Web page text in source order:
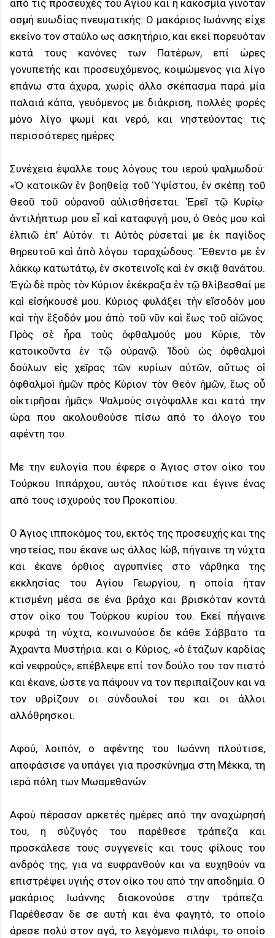
από τις προσευχές του Αγίου και η κακοσμία γινόταν
οσμή ευωδίας πνευματικής. Ο μακάριος Ιωάννης είχε
εκείνο τον σταύλο ως ασκητήριο, και εκεί πορευόταν
κατά τους κανόνες των Πατέρων, επί ώρες
γονυπετής και προσευχόμενος, κοιμώμενος για λίγο
επάνω στα άχυρα, χωρίς άλλο σκέπασμα παρά μία
παλαιά κάπα, γευόμενος με διάκριση, πολλές φορές
μόνο λίγο ψωμί και νερό, και νηστεύοντας τις
περισσότερες ημέρες.
Συνέχεια έψαλλε τους λόγους του ιερού ψαλμωδού:
«Ὁ κατοικῶν ἐν βοηθείᾳ τοῦ Ὑψίστου, ἐν σκέπῃ τοῦ
Θεοῦ τοῦ οὐρανοῦ αὐλισθήσεται. Ἐρεῖ τῷ Κυρίῳ·
ἀντιλήπτωρ μου εἶ καὶ καταφυγή μου, ὁ Θεός μου καὶ
ἐλπιῶ ἐπ’ Αὐτόν. Ὅτι Αὐτὸς ρύσεταί με ἐκ παγίδος
θηρευτοῦ καὶ ἀπὸ λόγου ταραχώδους. Ἔθεντο με ἐν
λάκκῳ κατωτάτῳ, ἐν σκοτεινοῖς καὶ ἐν σκιᾷ θανάτου.
Ἐγὼ δὲ πρὸς τὸν Κύριον ἐκέκραξα ἐν τῷ θλίβεσθαί με
καὶ εἰσήκουσέ μου. Κύριος φυλάξει τὴν εἴσοδόν μου
καὶ τὴν ἔξοδόν μου ἀπὸ τοῦ νῦν καὶ ἕως τοῦ αἰῶνος.
Πρὸς σὲ ἦρα τοὺς ὀφθαλμούς μου Κύριε, τὸν
κατοικοῦντα ἐν τῷ οὐρανῷ. Ἰδοὺ ὡς ὀφθαλμοὶ
δούλων εἰς χεῖρας τῶν κυρίων αὐτῶν, οὕτως οἱ
ὀφθαλμοὶ ἡμῶν πρὸς Κύριον τὸν Θεόν ἡμῶν, ἕως οὗ
οἰκτιρῆσαι ἡμᾶς». Ψαλμούς σιγόψαλλε και κατά την
ώρα που ακολουθούσε πίσω από το άλογο του
αφέντη του.
Με την ευλογία που έφερε ο Άγιος στον οίκο του
Τούρκου Ιππάρχου, αυτός πλούτισε και έγινε ένας
από τους ισχυρούς του Προκοπίου.
Ο Άγιος ιπποκόμος του, εκτός της προσευχής και της
νηστείας, που έκανε ως άλλος Ιώβ, πήγαινε τη νύχτα
και έκανε όρθιος αγρυπνίες στο νάρθηκα της
εκκλησίας του Αγίου Γεωργίου, η οποία ήταν
κτισμένη μέσα σε ένα βράχο και βρισκόταν κοντά
στον οίκο του Τούρκου κυρίου του. Εκεί πήγαινε
κρυφά τη νύχτα, κοινωνούσε δε κάθε Σάββατο τα
Άχραντα Μυστήρια. και ο Κύριος, «ὁ ἐτάζων καρδίας
καὶ νεφρούς», επέβλεψε επί τον δούλο του τον πιστό
και έκανε, ώστε να πάψουν να τον περιπαίζουν και να
τον υβρίζουν οι σύνδουλοί του και οι άλλοι
αλλόθρησκοι.
Αφού, λοιπόν, ο αφέντης του Ιωάννη πλούτισε,
αποφάσισε να υπάγει για προσκύνημα στη Μέκκα, τη
ιερά πόλη των Μωαμεθανών.
Αφού πέρασαν αρκετές ημέρες από την αναχώρησή
του, η σύζυγός του παρέθεσε τράπεζα και
προσκάλεσε τους συγγενείς και τους φίλους του
ανδρός της, για να ευφρανθούν και να ευχηθούν να
επιστρέψει υγιής στον οίκο του από την αποδημία. Ο
μακάριος Ιωάννης διακονούσε στην τράπεζα.
Παρέθεσαν δε σε αυτή και ένα φαγητό, το οποίο
άρεσε πολύ στον αγά, το λεγόμενο πιλάφι, το οποίο